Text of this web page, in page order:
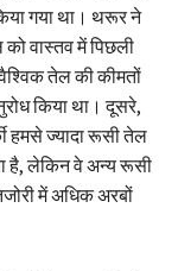
गया था। थरूर ने
वास्तव में पिछली
तेल की कीमतों
किया था। दूसरे,
हमसे ज्यादा रूसी तेल
है, लेकिन वे अन्य रूसी
में अधिक अरबों